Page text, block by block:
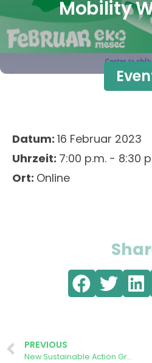
Mobility
Datum: 16 Februar 2023
Uhrzeit: 7:00 p.m. - 8:30
Ort: Online
PREVIOUS
New Sustainable Action Group meeting